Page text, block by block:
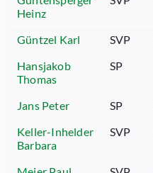
Heinz
Güntzel Karl SVP
Hansjakob
Thomas
SP
Jans Peter SP
Keller-Inhelder
Barbara
SVP